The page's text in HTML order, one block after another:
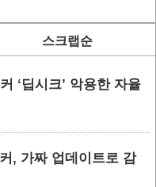
스크랩순
‘딥시크’ 악용한 자율
, 가짜 업데이트로 감